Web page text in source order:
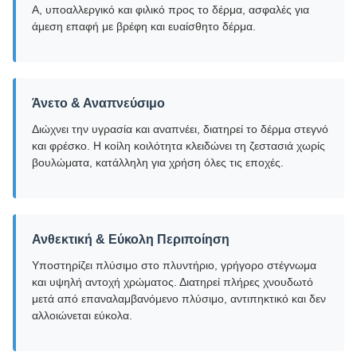
A, υποαλλεργικό και φιλικό προς το δέρμα, ασφαλές για
άμεση επαφή με βρέφη και ευαίσθητο δέρμα.
Άνετο & Αναπνεύσιμο
Διώχνει την υγρασία και αναπνέει, διατηρεί το δέρμα στεγνό
και φρέσκο. Η κοίλη κοιλότητα κλειδώνει τη ζεστασιά χωρίς
βουλώματα, κατάλληλη για χρήση όλες τις εποχές.
Ανθεκτική & Εύκολη Περιποίηση
Υποστηρίζει πλύσιμο στο πλυντήριο, γρήγορο στέγνωμα
και υψηλή αντοχή χρώματος. Διατηρεί πλήρες χνουδωτό
μετά από επαναλαμβανόμενο πλύσιμο, αντιπηκτικό και δεν
αλλοιώνεται εύκολα.